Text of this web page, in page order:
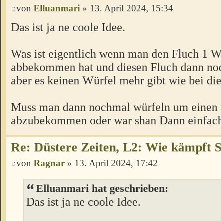
von Elluanmari » 13. April 2024, 15:34
Das ist ja ne coole Idee.
Was ist eigentlich wenn man den Fluch 1
abbekommen hat und diesen Fluch dann
aber es keinen Würfel mehr gibt wie bei
Muss man dann nochmal würfeln um einen
abzubekommen oder war shan Dann
Re: Düstere Zeiten, L2: Wie kämpft
von Ragnar » 13. April 2024, 17:42
Elluanmari hat geschrieben:
Das ist ja ne coole Idee.